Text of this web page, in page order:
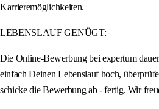
Karrieremöglichkeiten.
LEBENSLAUF GENÜGT:
Die Online-Bewerbung bei expertum
einfach Deinen Lebenslauf hoch,
schicke die Bewerbung ab - fertig. Wir